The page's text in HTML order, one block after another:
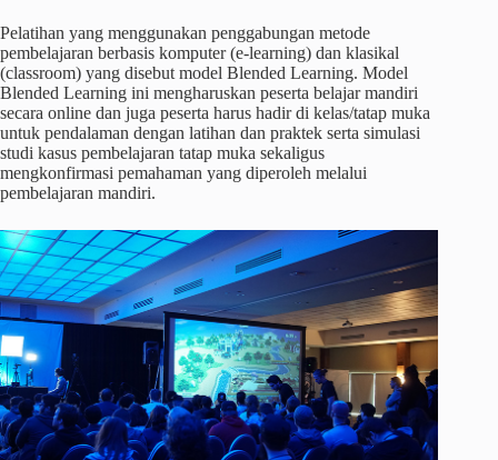
Pelatihan yang menggunakan penggabungan metode
pembelajaran berbasis komputer (e-learning) dan klasikal
(classroom) yang disebut model Blended Learning. Model
Blended Learning ini mengharuskan peserta belajar mandiri
secara online dan juga peserta harus hadir di kelas/tatap muka
untuk pendalaman dengan latihan dan praktek serta simulasi
studi kasus pembelajaran tatap muka sekaligus
mengkonfirmasi pemahaman yang diperoleh melalui
pembelajaran mandiri.